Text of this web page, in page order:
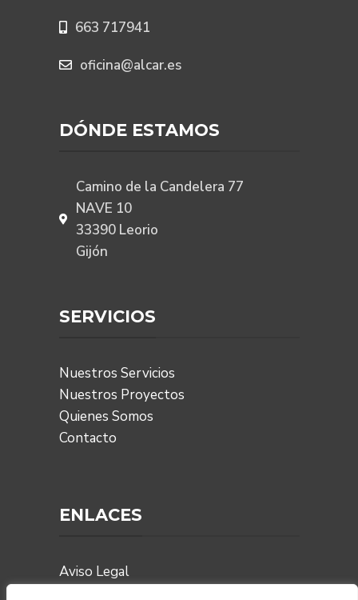
663 717941
oficina@alcar.es
DÓNDE ESTAMOS
Camino de la Candelera 77
NAVE 10
33390 Leorio
Gijón
SERVICIOS
Nuestros Servicios
Nuestros Proyectos
Quienes Somos
Contacto
ENLACES
Aviso Legal